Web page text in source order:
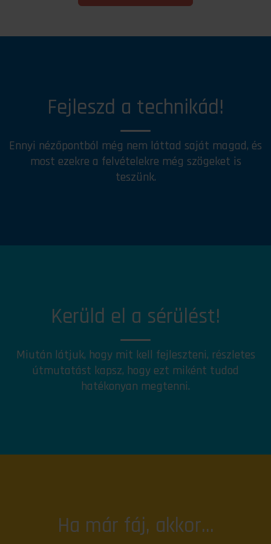
Fejleszd a technikád!
Ennyi nézőpontból még nem láttad saját magad, és
most ezekre a felvételekre még szögeket is
teszünk.
Kerüld el a sérülést!
Miután látjuk, hogy mit kell fejleszteni, részletes
útmutatást kapsz, hogy ezt miként tudod
hatékonyan megtenni.
Ha már fáj, akkor...